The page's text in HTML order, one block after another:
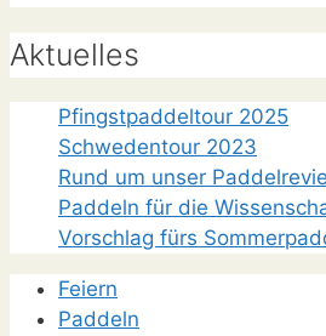
Aktuelles
Pfingstpaddeltour 2025
Schwedentour 2023
Rund um unser
Paddeln für die
Vorschlag fürs
Feiern
Paddeln